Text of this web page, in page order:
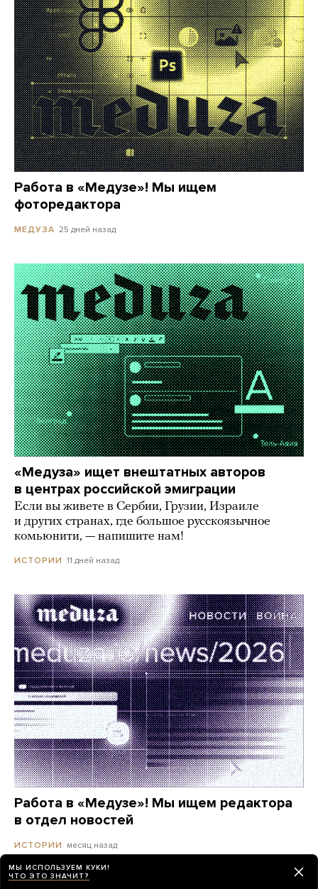
Работа в «Медузе»! Мы ищем
фоторедактора
МЕДУЗА 25 дней назад
«Медуза» ищет внештатных авторов
в центрах российской эмиграции
Если вы живете в Сербии, Грузии, Израиле
и других странах, где большое русскоязычное
комьюнити, — напишите нам!
ИСТОРИИ 11 дней назад
Работа в «Медузе»! Мы ищем редактора
в отдел новостей
ИСТОРИИ месяц назад
МЫ ИСПОЛЬЗУЕМ КУКИ!
ЧТО ЭТО ЗНАЧИТ?